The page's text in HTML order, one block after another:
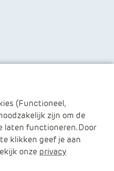
(Functioneel,
zijn om de
laten functioneren. Door
klikken geef je aan
onze privacy